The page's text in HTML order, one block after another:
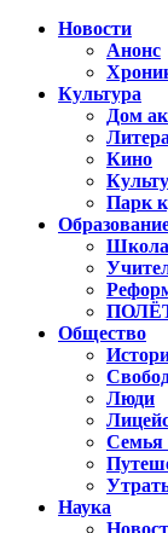
Новости
Анонс
Культура
Дом
Кино
Парк
Школа
ПОЛЁТ
Общество
Люди
Семья
Наука